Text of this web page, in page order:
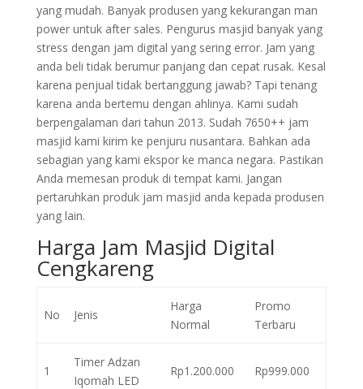
yang mudah. Banyak produsen yang kekurangan man
power untuk after sales. Pengurus masjid banyak yang
stress dengan jam digital yang sering error. Jam yang
anda beli tidak berumur panjang dan cepat rusak. Kesal
karena penjual tidak bertanggung jawab? Tapi tenang
karena anda bertemu dengan ahlinya. Kami sudah
berpengalaman dari tahun 2013. Sudah 7650++ jam
masjid kami kirim ke penjuru nusantara. Bahkan ada
sebagian yang kami ekspor ke manca negara. Pastikan
Anda memesan produk di tempat kami. Jangan
pertaruhkan produk jam masjid anda kepada produsen
yang lain.
Harga Jam Masjid Digital
Cengkareng
No Jenis
Harga
Normal
Promo
Terbaru
1
Timer Adzan
Iqomah LED
Rp1.200.000 Rp999.000